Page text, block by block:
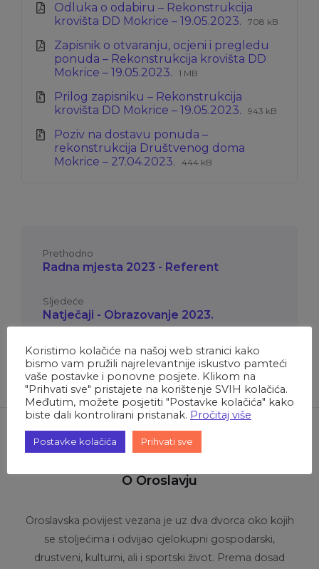
Odluka o odabiru – Rekonstrukcija
krovišta DD Mokrice – 19.05.2023. Ekstenzija
pdf
Veličina
708 kB
Zapisnik o otvaranju, ocjeni i pregledu
ponuda – Rekonstrukcija krovišta DD
Mokrice – 19.05.2023. Ekstenzija
pdf
Veličina
1 MB
Prilog zapisniku – Rekonstrukcija
krovišta DD Mokrice – 19.05.2023. Ekstenzija
Veličina
943 kB
Poziv na dostavu ponuda –
rekonstrukcija Društvenog doma
Mokrice – 27.04.2023. Ekstenzija
Veličina
444 kB
Prethodno
Radna mjesta 2023 - Referent
Sljedeće
Natječaji - Obrazovanje 2023.
O Oroslavju
Oroslavska povijest vezana je uz dva dvorca oko kojih
se stoljećima i odvijao cjelokupni gospodarski,
drustveni, kulturni, ali i sportski život. Prema dosad
Koristimo kolačiće na našoj web stranici kako
bismo vam pružili najrelevantnije iskustvo pamteći
vaše postavke i ponovne posjete. Klikom na
"Prihvati sve" pristajete na korištenje SVIH kolačića.
Međutim, možete posjetiti "Postavke kolačića" kako
biste dali kontrolirani pristanak. Pročitaj više
Postavke kolačića Prihvati sve